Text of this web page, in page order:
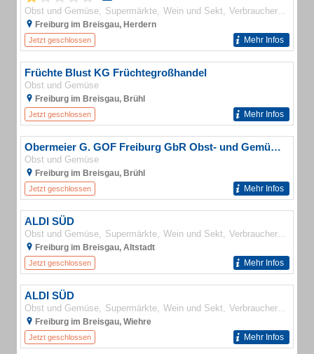
Obst und Gemüse Supermärkte Wein und Sekt Verbrauchermärkte
Freiburg im Breisgau, Herdern
Jetzt geschlossen Mehr Infos
Früchte Blust KG Früchtegroßhandel
Obst und Gemüse
Freiburg im Breisgau, Brühl
Jetzt geschlossen Mehr Infos
Obermeier G. GOF Freiburg GbR Obst- und Gemüsegroßhandel
Obst und Gemüse
Freiburg im Breisgau, Brühl
Jetzt geschlossen Mehr Infos
ALDI SÜD
Obst und Gemüse Supermärkte Wein und Sekt Verbrauchermärkte
Freiburg im Breisgau, Altstadt
Jetzt geschlossen Mehr Infos
ALDI SÜD
Obst und Gemüse Supermärkte Wein und Sekt Verbrauchermärkte
Freiburg im Breisgau, Wiehre
Jetzt geschlossen Mehr Infos